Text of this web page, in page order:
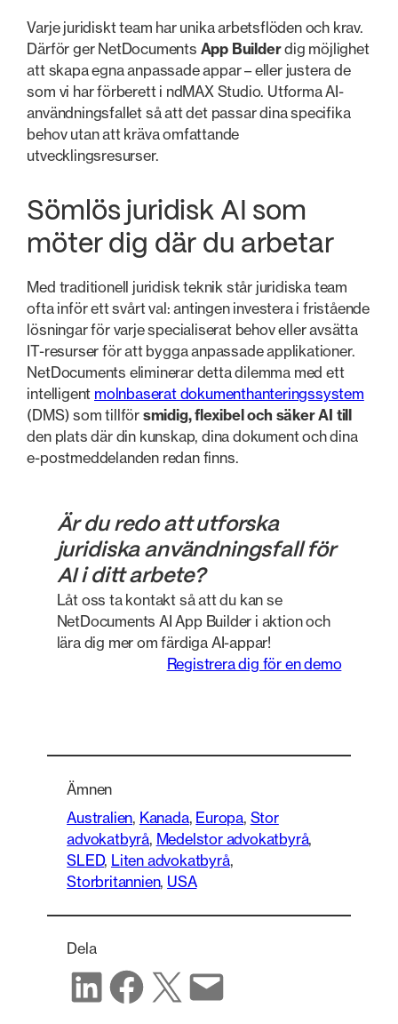
Varje juridiskt team har unika arbetsflöden och krav.
Därför ger NetDocuments App Builderdig möjlighet
att skapa egna anpassade appar – eller justera de
som vi har förberett i ndMAX Studio. Utforma AI-
användningsfallet så att det passar dina specifika
behov utan att kräva omfattande
utvecklingsresurser.
Sömlös juridisk AI som
möter dig där du arbetar
Med traditionell juridisk teknik står juridiska team
ofta inför ett svårt val: antingen investera i fristående
lösningar för varje specialiserat behov eller avsätta
IT-resurser för att bygga anpassade applikationer.
NetDocuments eliminerar detta dilemma med ett
intelligent molnbaserat dokumenthanteringssystem
(DMS) som tillför smidig, flexibel och säker AI till
den plats där din kunskap, dina dokument och dina
e-postmeddelanden redan finns.
Är du redo att utforska
juridiska användningsfall för
AI i ditt arbete?
Låt oss ta kontakt så att du kan se
NetDocuments AI App Builder i aktion och
lära dig mer om färdiga AI-appar!
Registrera dig för en demo
Ämnen
Australien, Kanada, Europa, Stor
advokatbyrå, Medelstor advokatbyrå
SLED, Liten advokatbyrå
Storbritannien, USA
Dela
Dela på LinkedIn
Dela på Facebook
Dela på X Dela via e-post